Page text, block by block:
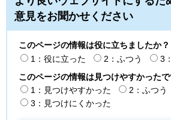
意見をお聞かせください
このページの情報は役に立ちましたか？
1：役に立った
2：ふつう
3
このページの情報は見つけやすかったで
1：見つけやすかった
2：ふつう
3：見つけにくかった